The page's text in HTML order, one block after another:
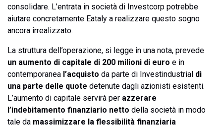
consolidare. L’entrata in società di Investcorp potrebbe
aiutare concretamente Eataly a realizzare questo sogno
ancora irrealizzato.
La struttura dell’operazione, si legge in una nota, prevede
un aumento di capitale di 200 milioni di euro e in
contemporanea l’acquisto da parte di Investindustrial di
una parte delle quote detenute dagli azionisti esistenti.
L’aumento di capitale servirà per azzerare
l’indebitamento finanziario netto della società in modo
tale da massimizzare la flessibilità finanziaria